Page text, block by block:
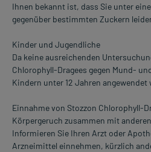
Ihnen bekannt ist, dass Sie unter
gegenüber bestimmten Zuckern
Kinder und Jugendliche
Da keine ausreichenden
Chlorophyll-Dragees gegen Mund-
Kindern unter 12 Jahren angewendet
Einnahme von Stozzon Chlorophyll-
Körpergeruch zusammen mit
Informieren Sie Ihren Arzt oder
Arzneimittel einnehmen, kürzlich